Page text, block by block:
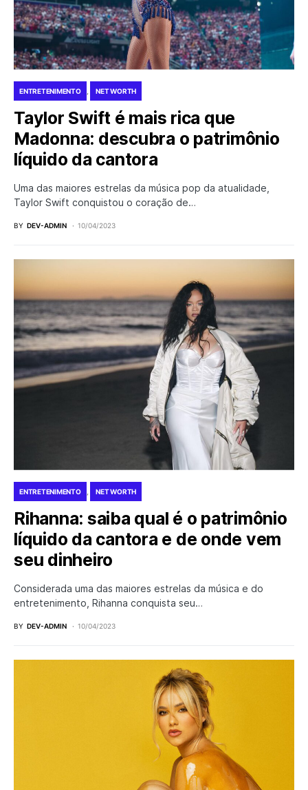
ENTRETENIMENTO NET WORTH
Taylor Swift é mais rica que
Madonna: descubra o patrimônio
líquido da cantora
Uma das maiores estrelas da música pop da atualidade,
Taylor Swift conquistou o coração de…
BY DEV-ADMIN 10/04/2023
ENTRETENIMENTO NET WORTH
Rihanna: saiba qual é o patrimônio
líquido da cantora e de onde vem
seu dinheiro
Considerada uma das maiores estrelas da música e do
entretenimento, Rihanna conquista seu…
BY DEV-ADMIN 10/04/2023